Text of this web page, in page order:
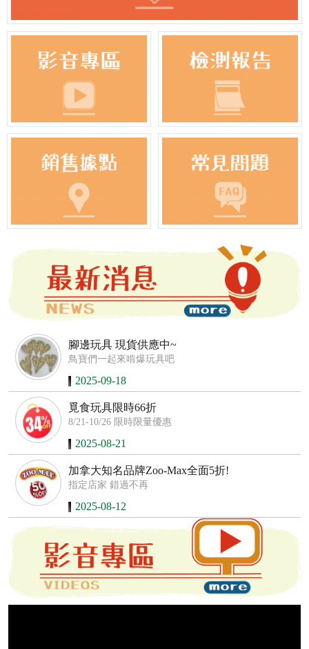
腳邊玩具 現貨供應中~
鳥寶們一起來啃爆玩具吧
2025-09-18
覓食玩具限時66折
8/21-10/26 限時限量優惠
2025-08-21
加拿大知名品牌Zoo-Max全面5折!
指定店家 錯過不再
2025-08-12